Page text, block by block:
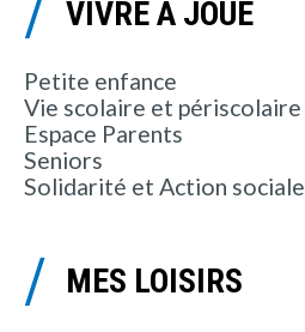
VIVRE À JOUÉ
Petite enfance
Vie scolaire et périscolaire
Espace Parents
Seniors
Solidarité et Action sociale
MES LOISIRS